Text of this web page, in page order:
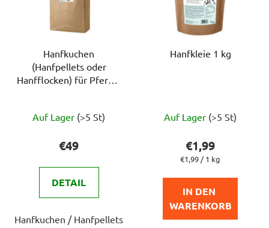
Hanfkuchen
(Hanfpellets oder
Hanfflocken) für Pferde,
durchschnittliche
4,7
von
Sternen.
Auf Lager (>5 St)
€49
DETAIL
Hanfkuchen / Hanfpellets
Hanfkleie 1 kg
ist
von
5
Sternen.
Auf Lager (>5 St)
€1,99
Verkaufspreis:
€1,99 / 1 kg
IN DEN
WARENKORB